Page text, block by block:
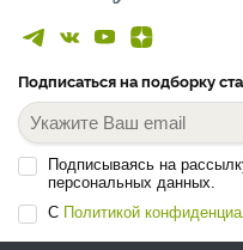
Подписаться на подборку
Подписываясь на
персональных данных.
С Политикой